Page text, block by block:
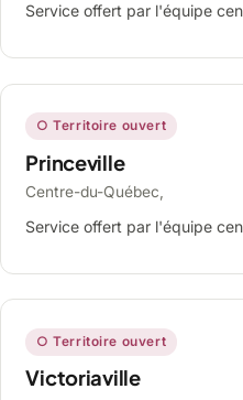
Service offert par l'équipe
○ Territoire ouvert
Princeville
Centre-du-Québec,
Service offert par l'équipe
○ Territoire ouvert
Victoriaville